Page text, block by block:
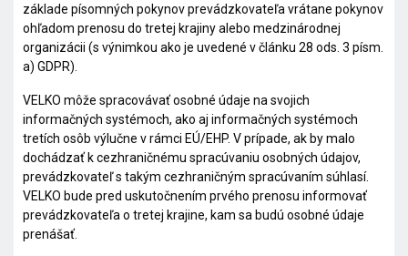
základe písomných pokynov prevádzkovateľa vrátane pokynov
ohľadom prenosu do tretej krajiny alebo medzinárodnej
organizácii (s výnimkou ako je uvedené v článku 28 ods. 3 písm.
a) GDPR).
VELKO môže spracovávať osobné údaje na svojich
informačných systémoch, ako aj informačných systémoch
tretích osôb výlučne v rámci EÚ/EHP. V prípade, ak by malo
dochádzať k cezhraničnému spracúvaniu osobných údajov,
prevádzkovateľ s takým cezhraničným spracúvaním súhlasí.
VELKO bude pred uskutočnením prvého prenosu informovať
prevádzkovateľa o tretej krajine, kam sa budú osobné údaje
prenášať.